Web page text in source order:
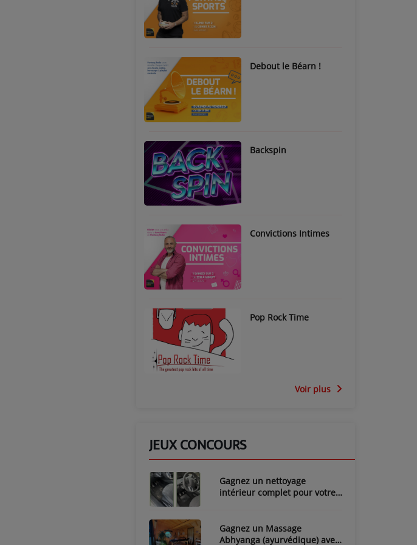
Debout le Béarn !
Backspin
Convictions Intimes
Pop Rock Time
Voir plus
JEUX CONCOURS
Gagnez un nettoyage
intérieur complet pour votre
Gagnez un Massage
Abhyanga (ayurvédique) avec